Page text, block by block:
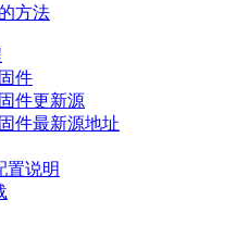
方法
件
件更新源
件最新源地址
置说明